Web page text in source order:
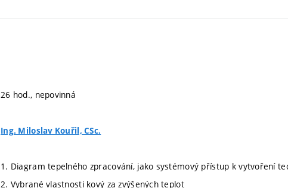
26 hod., nepovinná
Ing. Miloslav Kouřil, CSc.
1. Diagram tepelného zpracování, jako systémový přístup k vytvoření
2. Vybrané vlastnosti kový za zvýšených teplot